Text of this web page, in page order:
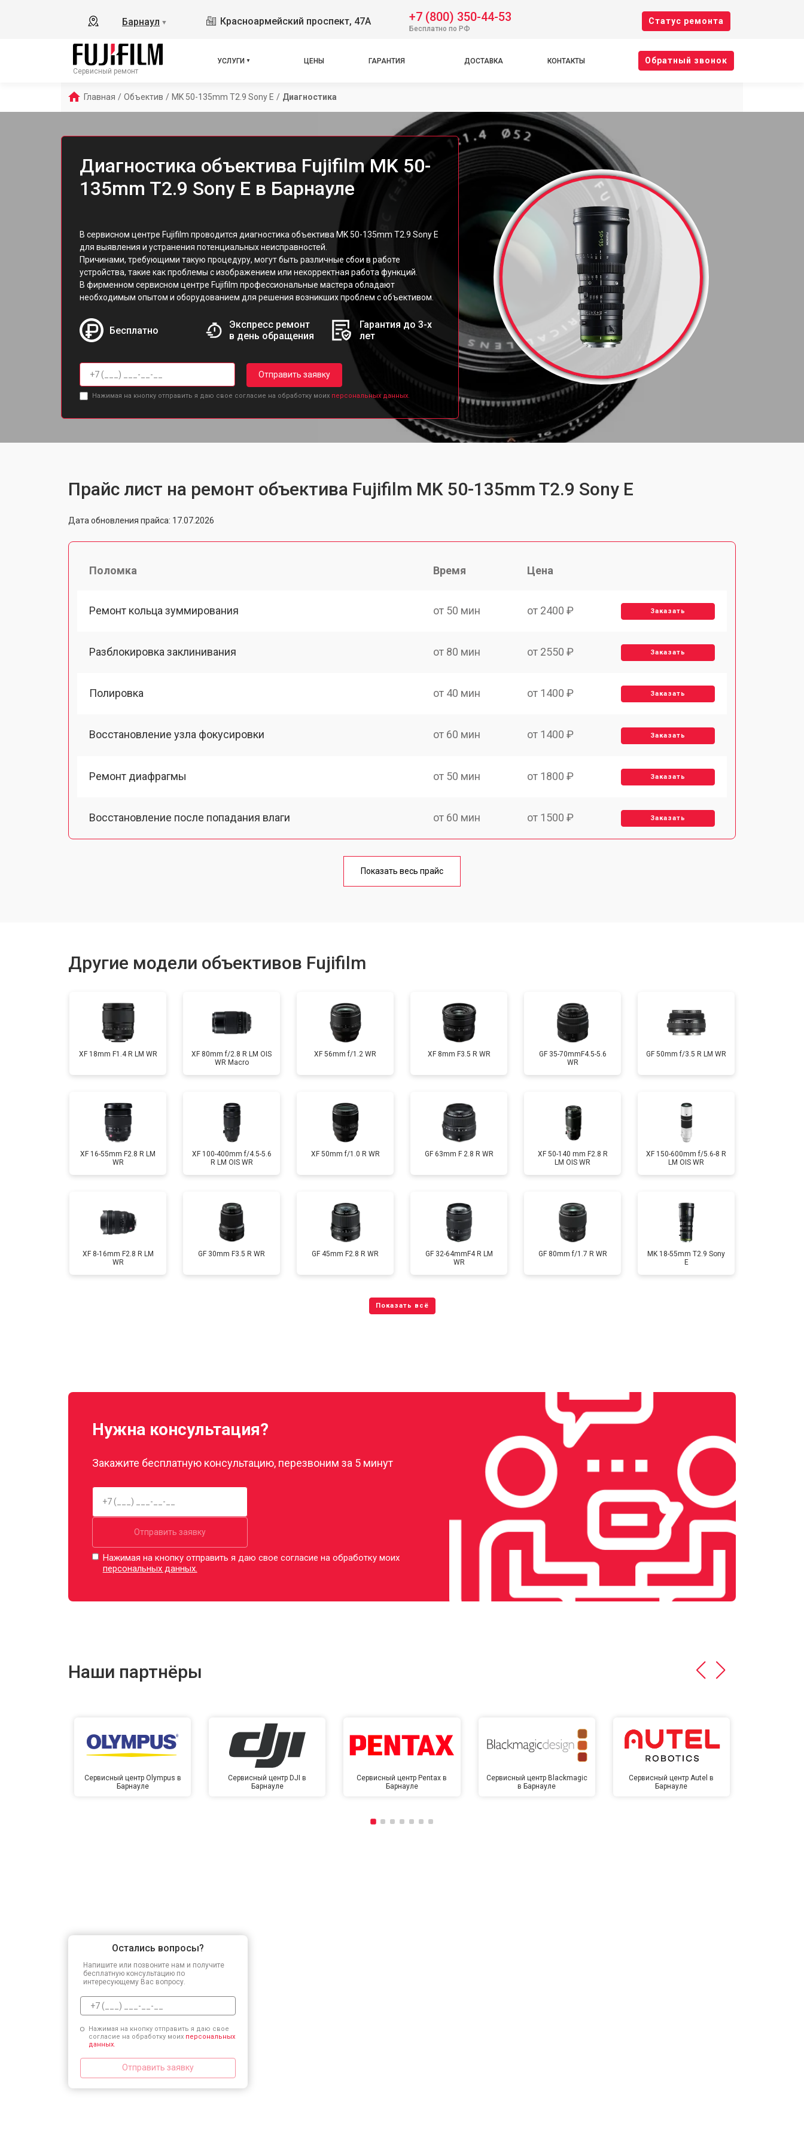
Барнаул ▼ Красноармейский проспект, 47А +7 (800) 350-44-53
Бесплатно по РФ
Cтатус ремонта
Сервисный ремонт
УСЛУГИ ЦЕНЫ ГАРАНТИЯ ДОСТАВКА КОНТАКТЫ Oбратный звонок
Главная / Объектив / MK 50-135mm T2.9 Sony E / Диагностика
Диагностика объектива Fujifilm MK 50-
135mm T2.9 Sony E в Барнауле
В сервисном центре Fujifilm проводится диагностика объектива MK 50-135mm T2.9 Sony E
для выявления и устранения потенциальных неисправностей.
Причинами, требующими такую процедуру, могут быть различные сбои в работе
устройства, такие как проблемы с изображением или некорректная работа функций.
В фирменном сервисном центре Fujifilm профессиональные мастера обладают
необходимым опытом и оборудованием для решения возникших проблем с объективом.
Бесплатно
Экспресс ремонт
в день обращения
Гарантия до 3-х
лет
Отправить заявку
Нажимая на кнопку отправить я даю свое согласие на обработку моих персональных данных.
Прайс лист на ремонт объектива Fujifilm MK 50-135mm T2.9 Sony E
Дата обновления прайса: 17.07.2026
Поломка Время Цена
Ремонт кольца зуммирования от 50 мин от 2400 ₽ Заказать
Разблокировка заклинивания от 80 мин от 2550 ₽ Заказать
Полировка от 40 мин от 1400 ₽ Заказать
Восстановление узла фокусировки от 60 мин от 1400 ₽ Заказать
Ремонт диафрагмы от 50 мин от 1800 ₽ Заказать
Восстановление после попадания влаги от 60 мин от 1500 ₽ Заказать
от 50 мин
Показать весь прайс
Другие модели объективов Fujifilm
XF 18mm F1.4 R LM WR
XF 80mm f/2.8 R LM OIS
WR Macro
XF 56mm f/1.2 WR XF 8mm F3.5 R WR
GF 35-70mmF4.5-5.6
WR
GF 50mm f/3.5 R LM WR
XF 16-55mm F2.8 R LM
WR
XF 100-400mm f/4.5-5.6
R LM OIS WR
XF 50mm f/1.0 R WR GF 63mm F 2.8 R WR
XF 50-140 mm F2.8 R
LM OIS WR
XF 150-600mm f/5.6-8 R
LM OIS WR
XF 8-16mm F2.8 R LM
WR
GF 30mm F3.5 R WR GF 45mm F2.8 R WR
GF 32-64mmF4 R LM
WR
GF 80mm f/1.7 R WR
MK 18-55mm T2.9 Sony
E
Нужна консультация?
Закажите бесплатную консультацию, перезвоним за 5 минут
Отправить заявку
Нажимая на кнопку отправить я даю свое согласие на обработку моих
персональных данных.
Наши партнёры
Сервисный центр Olympus в
Барнауле
Сервисный центр DJI в
Барнауле
Сервисный центр Pentax в
Барнауле
Сервисный центр Blackmagic
в Барнауле
Сервисный центр Autel в
Барнауле
Остались вопросы?
Напишите или позвоните нам и получите
бесплатную консультацию по
интересующему Вас вопросу.
Нажимая на кнопку отправить я даю свое
согласие на обработку моих персональных
данных.
Отправить заявку